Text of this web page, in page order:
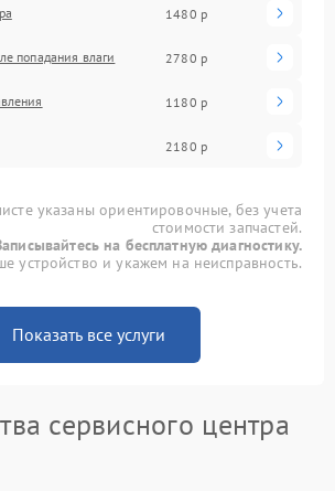
1480 р
попадания влаги 2780 р
1180 р
2180 р
указаны ориентировочные, без учета
стоимости запчастей.
на бесплатную диагностику.
устройство и укажем на неисправность.
Показать все услуги
сервисного центра